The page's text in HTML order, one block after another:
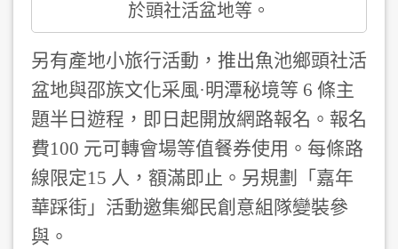
於頭社活盆地等。
另有產地小旅行活動，推出魚池鄉頭社活
盆地與邵族文化采風·明潭秘境等 6 條主
題半日遊程，即日起開放網路報名。報名
費100 元可轉會場等值餐券使用。每條路
線限定15 人，額滿即止。另規劃「嘉年
華踩街」活動邀集鄉民創意組隊變裝參
與。